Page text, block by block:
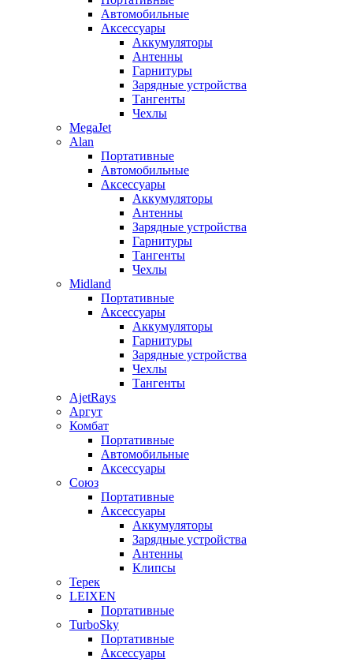
Автомобильные
Аксессуары
Аккумуляторы
Антенны
Гарнитуры
Зарядные устройства
Тангенты
Чехлы
MegaJet
Alan
Портативные
Автомобильные
Аксессуары
Аккумуляторы
Антенны
Зарядные устройства
Гарнитуры
Тангенты
Чехлы
Midland
Портативные
Аксессуары
Аккумуляторы
Гарнитуры
Зарядные устройства
Чехлы
Тангенты
AjetRays
Аргут
Комбат
Портативные
Автомобильные
Аксессуары
Союз
Портативные
Аксессуары
Аккумуляторы
Зарядные устройства
Антенны
Клипсы
Терек
LEIXEN
Портативные
TurboSky
Портативные
Аксессуары